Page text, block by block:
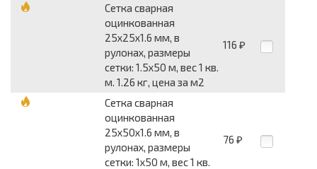
Сетка сварная
оцинкованная
25x25x1.6 мм, в
рулонах, размеры
сетки: 1.5x50 м, вес 1 кв.
м. 1.26 кг, цена за м2
116 ₽
Сетка сварная
оцинкованная
25x50x1.6 мм, в
рулонах, размеры
сетки: 1x50 м, вес 1 кв.
76 ₽